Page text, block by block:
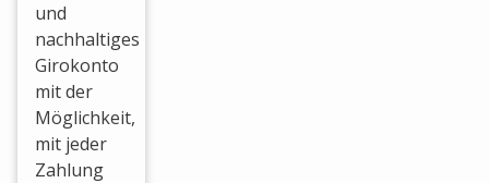
und
nachhaltiges
Girokonto
mit der
Möglichkeit,
mit jeder
Zahlung